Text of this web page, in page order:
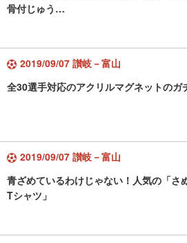
骨付じゅう…
2019/09/07 讃岐－富山
全30選手対応のアクリルマグネットのガ
2019/09/07 讃岐－富山
青ざめているわけじゃない！人気の「さ
Tシャツ」